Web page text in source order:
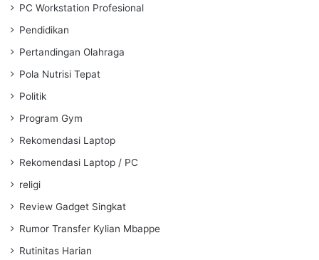
PC Workstation Profesional
Pendidikan
Pertandingan Olahraga
Pola Nutrisi Tepat
Politik
Program Gym
Rekomendasi Laptop
Rekomendasi Laptop / PC
religi
Review Gadget Singkat
Rumor Transfer Kylian Mbappe
Rutinitas Harian